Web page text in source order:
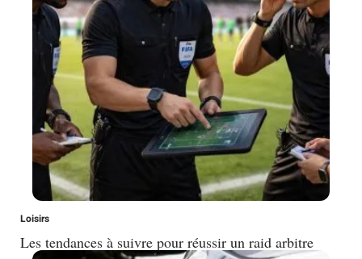
Loisirs
Les tendances à suivre pour réussir un raid arbitre